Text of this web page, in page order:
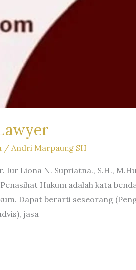
/ Andri Marpaung SH
Iur Liona N. Supriatna., S.H.,
Hukum adalah kata
Dapat berarti seseorang
jasa